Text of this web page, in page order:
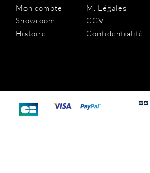
Mon compte
Showroom
Histoire
M. Légales
CGV
Confidentialité